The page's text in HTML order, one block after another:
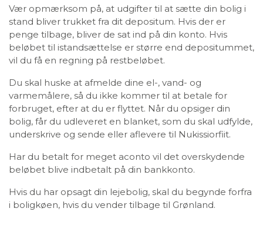
Vær opmærksom på, at udgifter til at sætte din bolig i
stand bliver trukket fra dit depositum. Hvis der er
penge tilbage, bliver de sat ind på din konto. Hvis
beløbet til istandsættelse er større end depositummet,
vil du få en regning på restbeløbet.
Du skal huske at afmelde dine el-, vand- og
varmemålere, så du ikke kommer til at betale for
forbruget, efter at du er flyttet. Når du opsiger din
bolig, får du udleveret en blanket, som du skal udfylde,
underskrive og sende eller aflevere til Nukissiorfiit.
Har du betalt for meget aconto vil det overskydende
beløbet blive indbetalt på din bankkonto.
Hvis du har opsagt din lejebolig, skal du begynde forfra
i boligkøen, hvis du vender tilbage til Grønland.